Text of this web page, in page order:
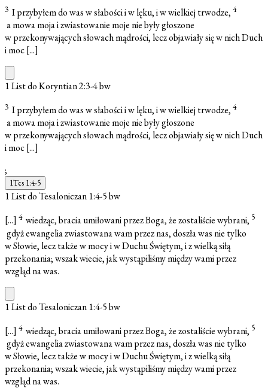
3 I przybyłem do was w słabości i w lęku, i w wielkiej trwodze, 4
a mowa moja i zwiastowanie moje nie były głoszone
w przekonywających słowach mądrości, lecz objawiały się w nich Duch
i moc[...]
1 List do Koryntian 2:3-4bw
3 I przybyłem do was w słabości i w lęku, i w wielkiej trwodze, 4
a mowa moja i zwiastowanie moje nie były głoszone
w przekonywających słowach mądrości, lecz objawiały się w nich Duch
i moc[...]
;
1Tes 1:4-5
1 List do Tesaloniczan 1:4-5bw
[...] 4 wiedząc, bracia umiłowani przez Boga, że zostaliście wybrani, 5
gdyż ewangelia zwiastowana wam przez nas, doszła was nie tylko
w Słowie, lecz także w mocy i w Duchu Świętym, i z wielką siłą
przekonania; wszak wiecie, jak wystąpiliśmy między wami przez
wzgląd na was.
1 List do Tesaloniczan 1:4-5bw
[...] 4 wiedząc, bracia umiłowani przez Boga, że zostaliście wybrani, 5
gdyż ewangelia zwiastowana wam przez nas, doszła was nie tylko
w Słowie, lecz także w mocy i w Duchu Świętym, i z wielką siłą
przekonania; wszak wiecie, jak wystąpiliśmy między wami przez
wzgląd na was.